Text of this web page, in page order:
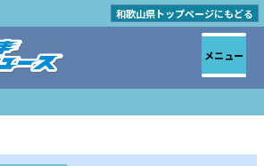
和歌山県トップページにもどる
メニュー